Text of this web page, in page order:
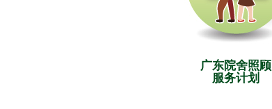
广东院舍照顾
服务计划